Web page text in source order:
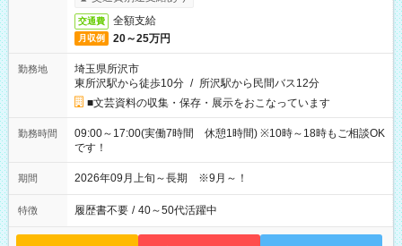
交通費 全額支給
月収例 20～25万円
勤務地
埼玉県所沢市
東所沢駅から徒歩10分 / 所沢駅から民間バス12分
■文芸資料の収集・保存・展示をおこなっています
勤務時間
09:00～17:00(実働7時間 休憩1時間) ※10時～18時もご相談OK
です！
期間 2026年09月上旬～長期 ※9月～！
特徴 履歴書不要 / 40～50代活躍中